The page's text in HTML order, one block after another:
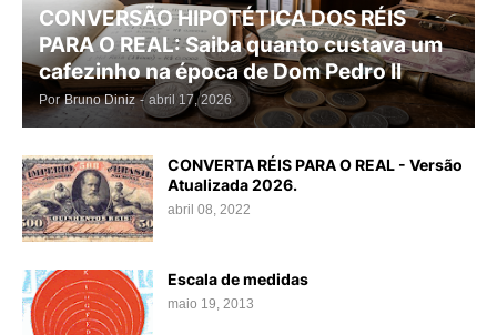
CONVERSÃO HIPOTÉTICA DOS RÉIS
PARA O REAL: Saiba quanto custava um
cafezinho na época de Dom Pedro II
Por Bruno Diniz - abril 17, 2026
CONVERTA RÉIS PARA O REAL - Versão
Atualizada 2026.
abril 08, 2022
Escala de medidas
maio 19, 2013